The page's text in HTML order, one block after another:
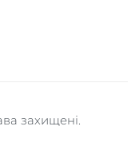
захищені.